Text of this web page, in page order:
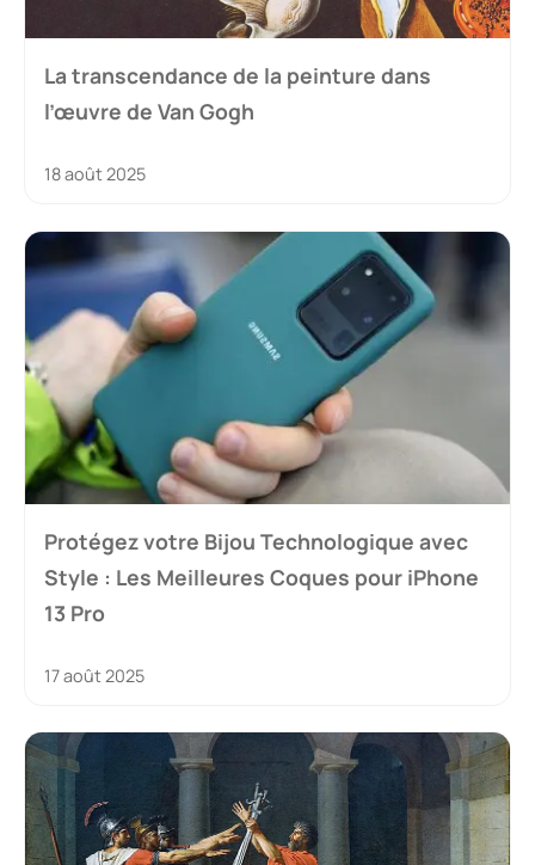
La transcendance de la peinture dans
l’œuvre de Van Gogh
18 août 2025
Protégez votre Bijou Technologique avec
Style : Les Meilleures Coques pour iPhone
13 Pro
17 août 2025